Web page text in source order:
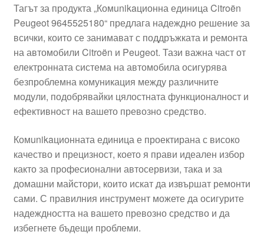
Количка
Контакт
Моята сметка
Политика за поверителност
Правила и условия
Процедура за рекламации
Тагът за продукта „Комunikaционна единица Citroën
Peugeot 9645525180“ предлага надеждно решение за
всички, които се занимават с поддръжката и ремонта
на автомобили Citroën и Peugeot. Тази важна част от
електронната система на автомобила осигурява
безпроблемна комуникация между различните
модули, подобрявайки цялостната функционалност и
ефективност на вашето превозно средство.
Комunikaционната единица е проектирана с високо
качество и прецизност, което я прави идеален избор
както за професионални автосервизи, така и за
домашни майстори, които искат да извършат ремонти
сами. С правилния инструмент можете да осигурите
надеждността на вашето превозно средство и да
избегнете бъдещи проблеми.